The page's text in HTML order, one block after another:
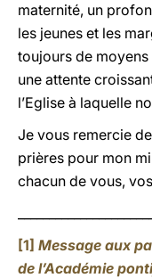
maternité, un
les jeunes et les
toujours de moyens
une attente
l’Eglise à laquelle
Je vous remercie
prières pour mon
chacun de vous,
[1] Message aux
de l’Académie